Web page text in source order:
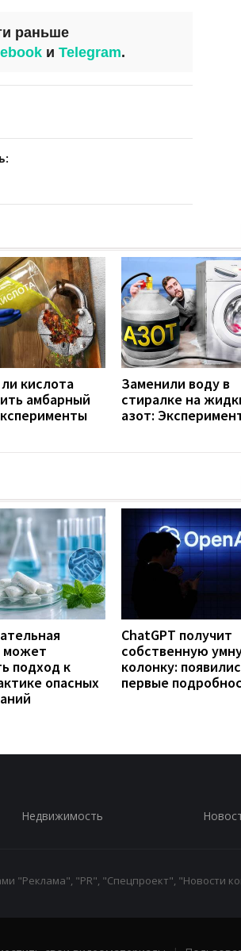
раньше
и Telegram.
кислота
амбарный
Заменили воду в
стиралке на
азот:
может
подход к
опасных
ChatGPT получит
собственную
колонку:
первые
Недвижимость
"Реклама", "PR", "Спецпроект", "Новости